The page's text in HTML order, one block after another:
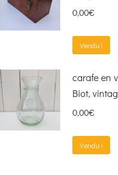
0,00€
Vendu !
carafe en
Biot,
0,00€
Vendu !